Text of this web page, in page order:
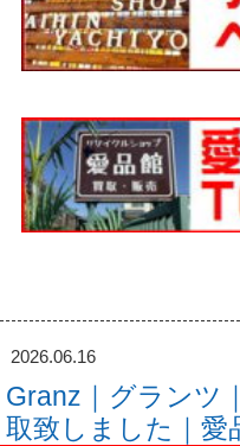
2026.06.16
Granz｜グランツ
取致しました｜愛